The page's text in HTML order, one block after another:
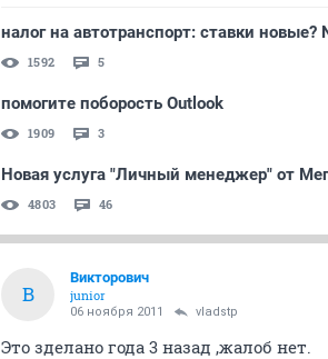
налог на автотранспорт: ставки новые?
1592 5
помогите поборость Outlook
1909 3
Новая услуга "Личный менеджер" от
4803 46
В
Викторович
junior
06 ноября 2011 vladstp
Это зделано года 3 назад ,жалоб нет.